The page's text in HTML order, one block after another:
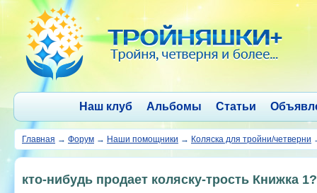
Наш клуб Альбомы Статьи
Главная → Форум → Наши помощники → Коляска для тройни/четверни
кто-нибудь продает коляску-трость Книжка